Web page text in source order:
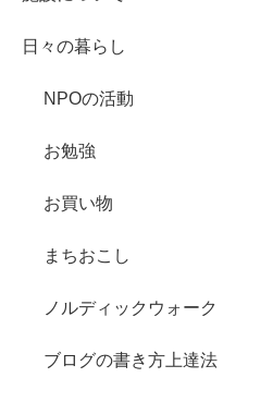
日々の暮らし
NPOの活動
お勉強
お買い物
まちおこし
ノルディックウォーク
ブログの書き方上達法